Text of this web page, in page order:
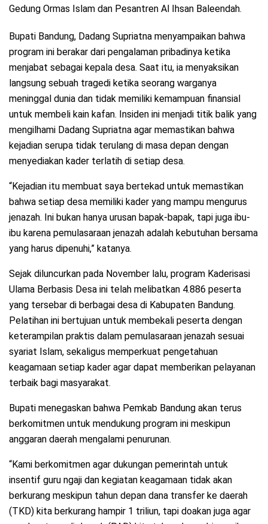
Gedung Ormas Islam dan Pesantren Al Ihsan Baleendah.
Bupati Bandung, Dadang Supriatna menyampaikan bahwa
program ini berakar dari pengalaman pribadinya ketika
menjabat sebagai kepala desa. Saat itu, ia menyaksikan
langsung sebuah tragedi ketika seorang warganya
meninggal dunia dan tidak memiliki kemampuan finansial
untuk membeli kain kafan. Insiden ini menjadi titik balik yang
mengilhami Dadang Supriatna agar memastikan bahwa
kejadian serupa tidak terulang di masa depan dengan
menyediakan kader terlatih di setiap desa.
“Kejadian itu membuat saya bertekad untuk memastikan
bahwa setiap desa memiliki kader yang mampu mengurus
jenazah. Ini bukan hanya urusan bapak-bapak, tapi juga ibu-
ibu karena pemulasaraan jenazah adalah kebutuhan bersama
yang harus dipenuhi,” katanya.
Sejak diluncurkan pada November lalu, program Kaderisasi
Ulama Berbasis Desa ini telah melibatkan 4.886 peserta
yang tersebar di berbagai desa di Kabupaten Bandung.
Pelatihan ini bertujuan untuk membekali peserta dengan
keterampilan praktis dalam pemulasaraan jenazah sesuai
syariat Islam, sekaligus memperkuat pengetahuan
keagamaan setiap kader agar dapat memberikan pelayanan
terbaik bagi masyarakat.
Bupati menegaskan bahwa Pemkab Bandung akan terus
berkomitmen untuk mendukung program ini meskipun
anggaran daerah mengalami penurunan.
“Kami berkomitmen agar dukungan pemerintah untuk
insentif guru ngaji dan kegiatan keagamaan tidak akan
berkurang meskipun tahun depan dana transfer ke daerah
(TKD) kita berkurang hampir 1 triliun, tapi doakan juga agar